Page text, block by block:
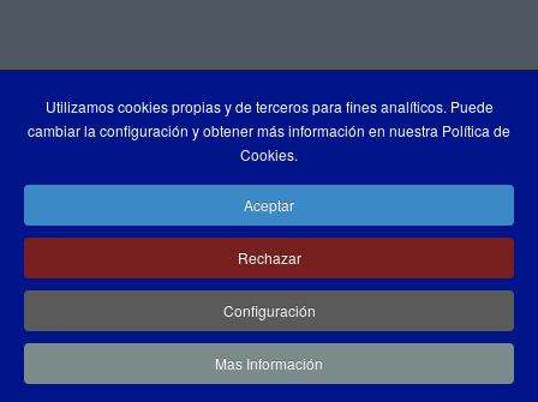
Utilizamos cookies propias y de terceros para fines analíticos. Puede
cambiar la configuración y obtener más información en nuestra Política de
Cookies.
Aceptar
Rechazar
Configuración
Mas Información